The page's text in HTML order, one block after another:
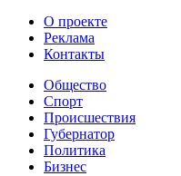
О проекте
Реклама
Контакты
Общество
Спорт
Происшествия
Губернатор
Политика
Бизнес